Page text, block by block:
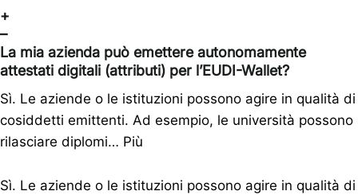
+
–
La mia azienda può emettere autonomamente
attestati digitali (attributi) per l’EUDI-Wallet?
Sì. Le aziende o le istituzioni possono agire in qualità di
cosiddetti emittenti. Ad esempio, le università possono
rilasciare diplomi… Più
Sì. Le aziende o le istituzioni possono agire in qualità di